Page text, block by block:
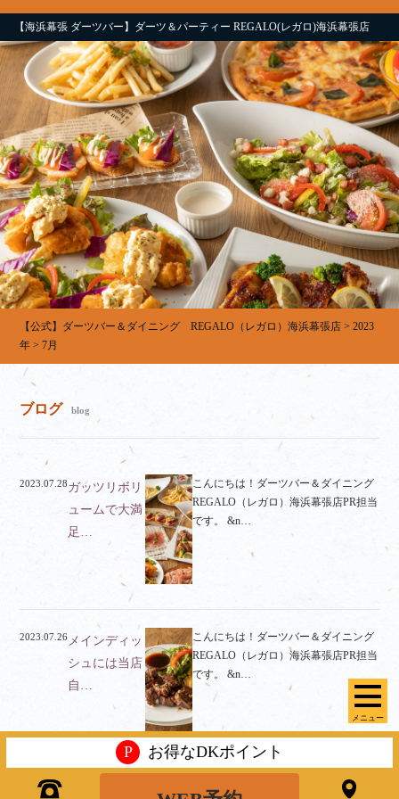
【海浜幕張 ダーツバー】ダーツ＆パーティー REGALO(レガロ)海浜幕張店
メニュー
【公式】ダーツバー＆ダイニング REGALO（レガロ）海浜幕張店 >2023
年 >7月
ブログ blog
2023.07.28ガッツリボリ
ュームで大満
足…
こんにちは！ダーツバー＆ダイニング
REGALO（レガロ）海浜幕張店PR担当
です。 &n…
2023.07.26メインディッ
シュには当店
自…
こんにちは！ダーツバー＆ダイニング
REGALO（レガロ）海浜幕張店PR担当
です。 &n…
2023.07.19 こんにちは！ダーツバー＆ダイニング
P お得なDKポイント